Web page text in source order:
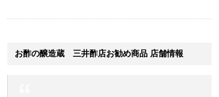
お酢の醸造蔵 三井酢店お勧め商品 店舗情報